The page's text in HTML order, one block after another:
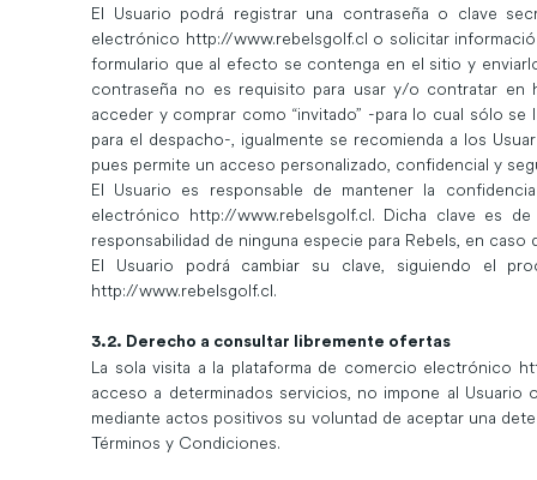
El Usuario podrá registrar una contraseña o clave
electrónico http://www.rebelsgolf.cl o solicitar
formulario que al efecto se contenga en el sitio y
contraseña no es requisito para usar y/o contratar en
acceder y comprar como “invitado” -para lo cual sólo
para el despacho-, igualmente se recomienda a los
pues permite un acceso personalizado, confidencial y
El Usuario es responsable de mantener la
electrónico http://www.rebelsgolf.cl. Dicha clave es
responsabilidad de ninguna especie para Rebels, en caso
El Usuario podrá cambiar su clave, siguiendo el
http://www.rebelsgolf.cl.
3.2. Derecho a consultar libremente ofertas
La sola visita a la plataforma de comercio electrónico
acceso a determinados servicios, no impone al Usuario
mediante actos positivos su voluntad de aceptar una
Términos y Condiciones.